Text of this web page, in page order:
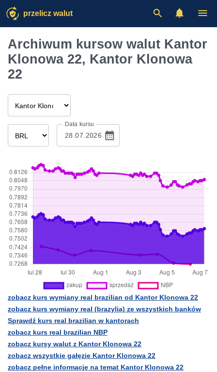
przelicz walut
Archiwum kursow walut Kantor
Klonowa 22, Kantor Klonowa
22
Data kursu
zobacz kurs wymiany real brazilian od Kantor Klonowa 22
zobacz kurs wymiany real (brazylia) ze wszystkich banków
Sprawdź kurs real brazilian w kantorach
zobacz kurs real brazilian NBP
zobacz kursy walut z Kantor Klonowa 22
zobacz wszystkie gałęzie Kantor Klonowa 22
zobacz pełne informacje na temat Kantor Klonowa 22